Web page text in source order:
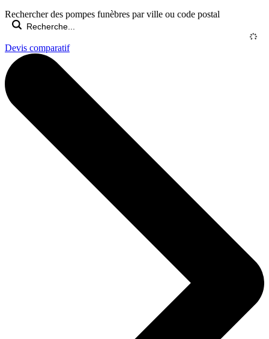
Rechercher des pompes funèbres par ville ou code postal
Devis comparatif